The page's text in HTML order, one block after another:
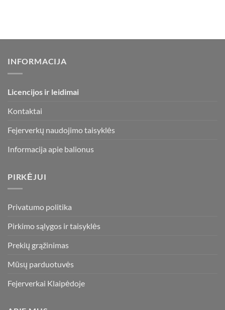
INFORMACIJA
Licencijos ir leidimai
Kontaktai
Fejerverkų naudojimo taisyklės
Informacija apie balionus
PIRKĖJUI
Privatumo politika
Pirkimo sąlygos ir taisyklės
Prekių grąžinimas
Mūsų parduotuvės
Fejerverkai Klaipėdoje